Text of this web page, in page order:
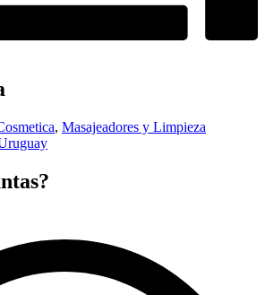
, Masajeadores y Limpieza